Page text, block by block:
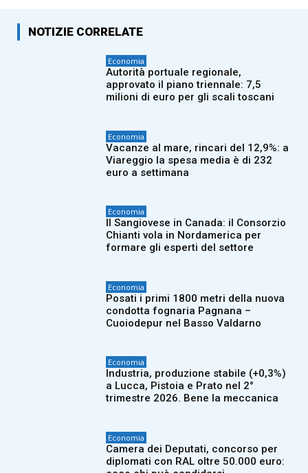
NOTIZIE CORRELATE
Economia
Autorità portuale regionale,
approvato il piano triennale: 7,5
milioni di euro per gli scali toscani
Economia
Vacanze al mare, rincari del 12,9%: a
Viareggio la spesa media è di 232
euro a settimana
Economia
Il Sangiovese in Canada: il Consorzio
Chianti vola in Nordamerica per
formare gli esperti del settore
Economia
Posati i primi 1800 metri della nuova
condotta fognaria Pagnana –
Cuoiodepur nel Basso Valdarno
Economia
Industria, produzione stabile (+0,3%)
a Lucca, Pistoia e Prato nel 2°
trimestre 2026. Bene la meccanica
Economia
Camera dei Deputati, concorso per
diplomati con RAL oltre 50.000 euro: